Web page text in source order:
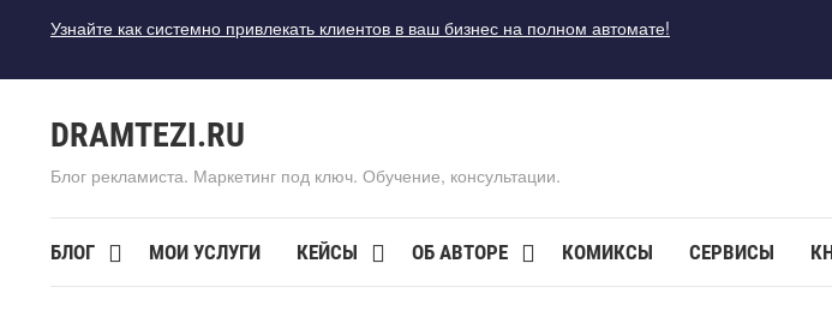
Узнайте как системно привлекать клиентов в ваш бизнес на полном автомате!
DRAMTEZI.RU
Блог рекламиста. Маркетинг под ключ. Обучение, консультации.
БЛОГ МОИ УСЛУГИ КЕЙСЫ ОБ АВТОРЕ КОМИКСЫ СЕРВИСЫ